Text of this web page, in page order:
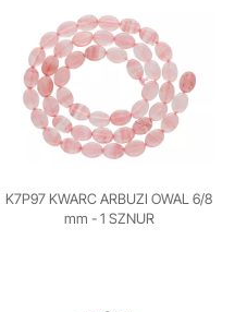
K7P97 KWARC ARBUZI OWAL 6/8
mm - 1 SZNUR